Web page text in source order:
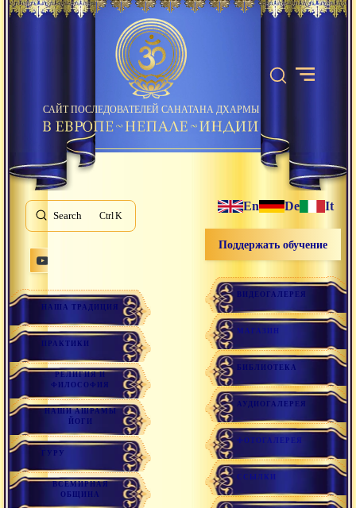
САЙТ ПОСЛЕДОВАТЕЛЕЙ САНАТАНА ДХАРМЫ
Search K
НАША ТРАДИЦИЯ
ПРАКТИКИ
РЕЛИГИЯ И
ФИЛОСОФИЯ
НАШИ АШРАМЫ
ЙОГИ
ГУРУ
ВСЕМИРНАЯ
ОБЩИНА
En De It
Поддержать обучение
ВИДЕОГАЛЕРЕЯ
МАГАЗИН
БИБЛИОТЕКА
АУДИОГАЛЕРЕЯ
ФОТОГАЛЕРЕЯ
ССЫЛКИ